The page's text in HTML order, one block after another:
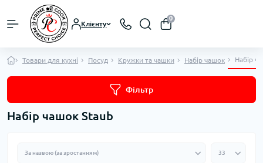
Клієнту
0
Товари для кухні Посуд Кружки та чашки Набір чашок Набір
Фільтр
Набір чашок Staub